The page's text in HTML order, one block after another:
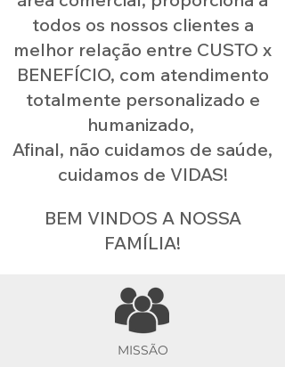
todos os nossos clientes a
melhor relação entre CUSTO x
BENEFÍCIO, com atendimento
totalmente personalizado e
humanizado,
Afinal, não cuidamos de saúde,
cuidamos de VIDAS!
BEM VINDOS A NOSSA
FAMÍLIA!
MISSÃO